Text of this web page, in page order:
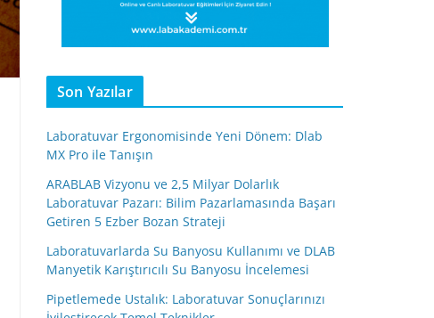
Son Yazılar
Laboratuvar Ergonomisinde Yeni Dönem: Dlab
MX Pro ile Tanışın
ARABLAB Vizyonu ve 2,5 Milyar Dolarlık
Laboratuvar Pazarı: Bilim Pazarlamasında Başarı
Getiren 5 Ezber Bozan Strateji
Laboratuvarlarda Su Banyosu Kullanımı ve DLAB
Manyetik Karıştırıcılı Su Banyosu İncelemesi
Pipetlemede Ustalık: Laboratuvar Sonuçlarınızı